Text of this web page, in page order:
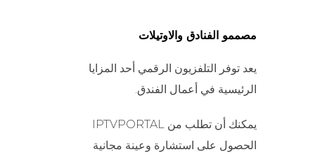
مصممو الفنادق والاوتيلات
يعد توفر التلفزيون الرقمي أحد المزايا
الرئيسية في أعمال الفندق.
يمكنك أن تطلب من IPTVPORTAL
الحصول على استشارة وعينة مجانية